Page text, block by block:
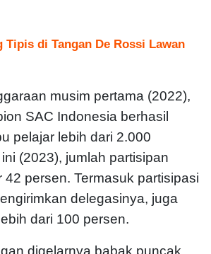
Tipis di Tangan De Rossi Lawan
musim pertama (2022),
SAC Indonesia berhasil
pelajar lebih dari 2.000
(2023), jumlah partisipan
persen. Termasuk partisipasi
delegasinya, juga
dari 100 persen.
digelarnya babak puncak